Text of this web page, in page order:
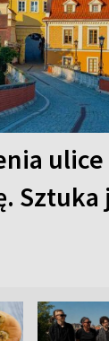
Sztuka